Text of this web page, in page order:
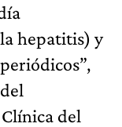
hepatitis) y
del